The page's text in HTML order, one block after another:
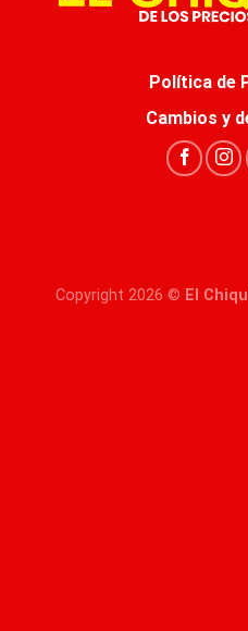
Política de
Cambios y
Copyright 2026 © El